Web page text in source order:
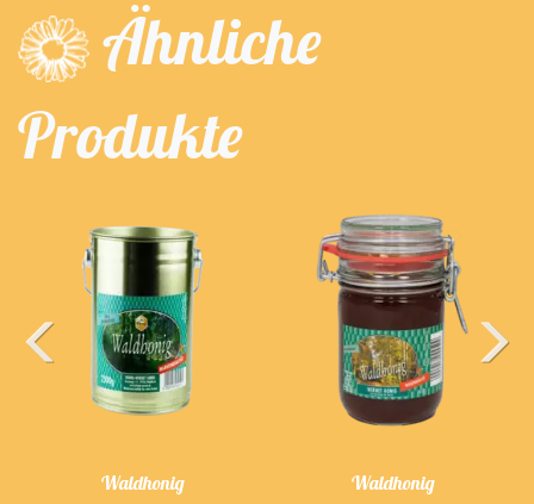
Ähnliche
Produkte
Waldhonig Waldhonig